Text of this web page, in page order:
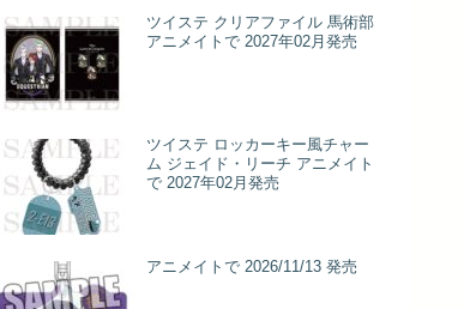
ツイステ クリアファイル 馬術部
アニメイトで 2027年02月発売
ツイステ ロッカーキー風チャー
ム ジェイド・リーチ アニメイト
で 2027年02月発売
アニメイトで 2026/11/13 発売